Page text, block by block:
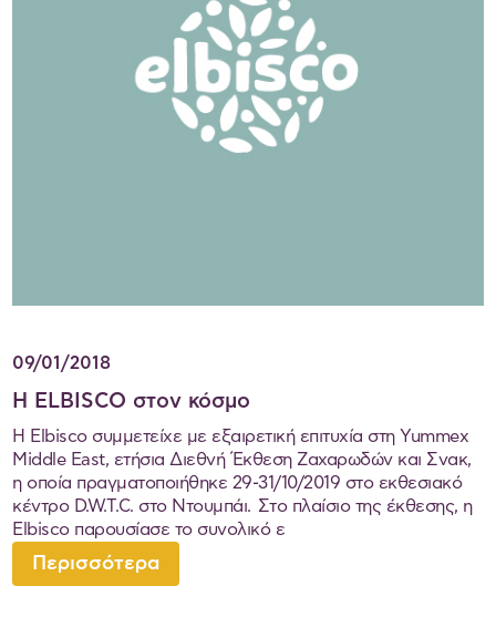
09/01/2018
Η ELBISCO στον κόσμο
Η Elbisco συμμετείχε με εξαιρετική επιτυχία στη Yummex
Middle East, ετήσια Διεθνή Έκθεση Ζαχαρωδών και Σνακ,
η οποία πραγματοποιήθηκε 29-31/10/2019 στο εκθεσιακό
κέντρο D.W.T.C. στο Ντουμπάι. Στο πλαίσιο της έκθεσης, η
Elbisco παρουσίασε το συνολικό ε
Περισσότερα